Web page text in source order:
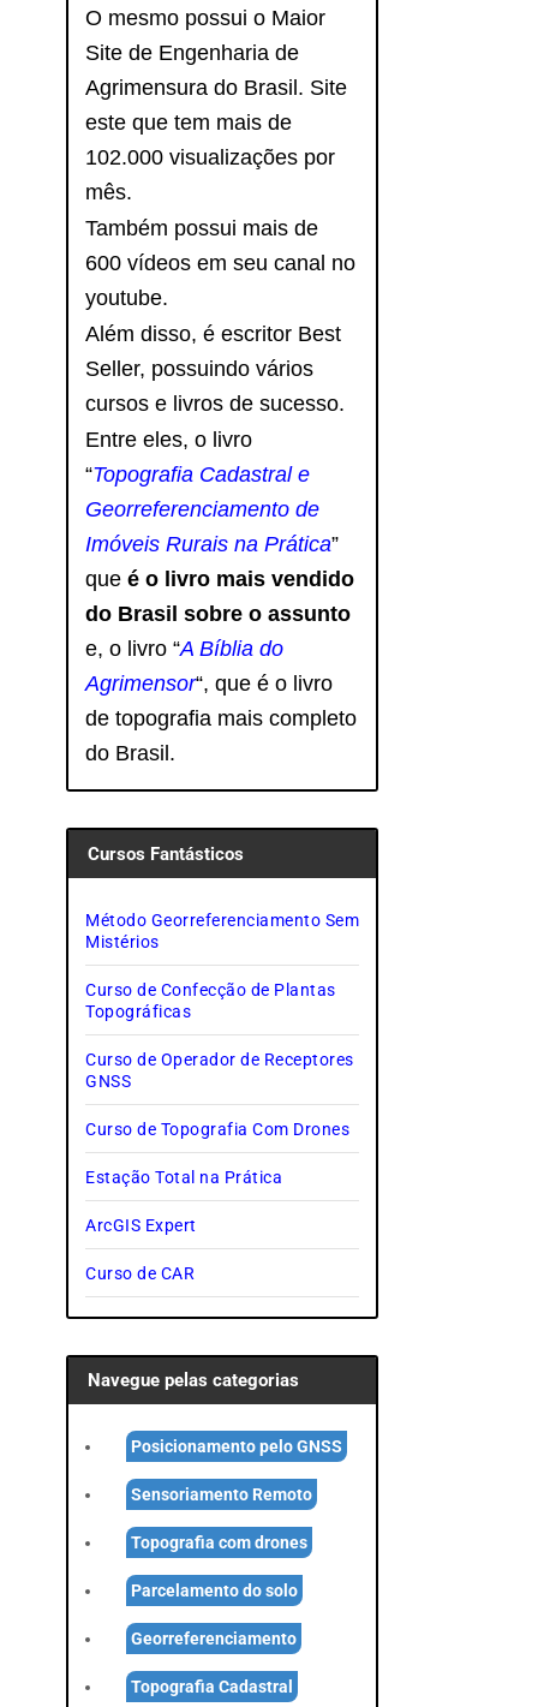
O mesmo possui o Maior
Site de Engenharia de
Agrimensura do Brasil. Site
este que tem mais de
102.000 visualizações por
mês.
Também possui mais de
600 vídeos em seu canal no
youtube.
Além disso, é escritor Best
Seller, possuindo vários
cursos e livros de sucesso.
Entre eles, o livro
“Topografia Cadastral e
Georreferenciamento de
Imóveis Rurais na Prática”
queé o livro mais vendido
do Brasil sobre o assunto
e, o livro “A Bíblia do
Agrimensor“, que é o livro
de topografia mais completo
do Brasil.
Cursos Fantásticos
Método Georreferenciamento Sem
Mistérios
Curso de Confecção de Plantas
Topográficas
Curso de Operador de Receptores
GNSS
Curso de Topografia Com Drones
Estação Total na Prática
ArcGIS Expert
Curso de CAR
Navegue pelas categorias
Posicionamento pelo GNSS
Sensoriamento Remoto
Topografia com drones
Parcelamento do solo
Georreferenciamento
Topografia Cadastral